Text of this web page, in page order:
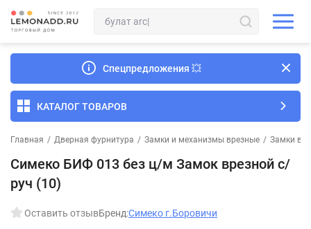
Спецпредложения 💥
КАТАЛОГ ТОВАРОВ
Главная / Дверная фурнитура / Замки и механизмы врезные / Замки
Симеко БИФ 013 без ц/м Замок врезной с/
руч (10)
Оставить отзывБренд:Симеко г.Боровичи